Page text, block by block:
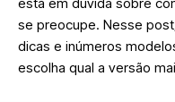
está em dúvida sobre
se preocupe. Nesse
dicas e inúmeros
escolha qual a versão